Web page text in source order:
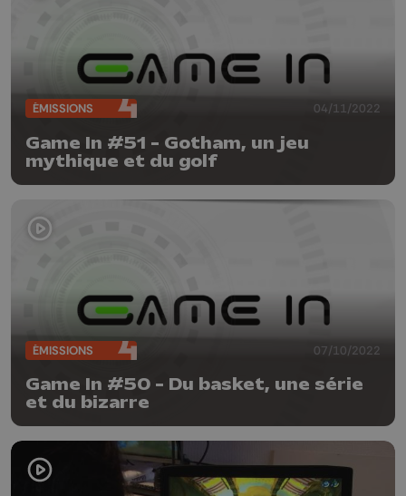
ÉMISSIONS 04/11/2022
Game In #51 - Gotham, un jeu
mythique et du golf
ÉMISSIONS 07/10/2022
Game In #50 - Du basket, une série
et du bizarre